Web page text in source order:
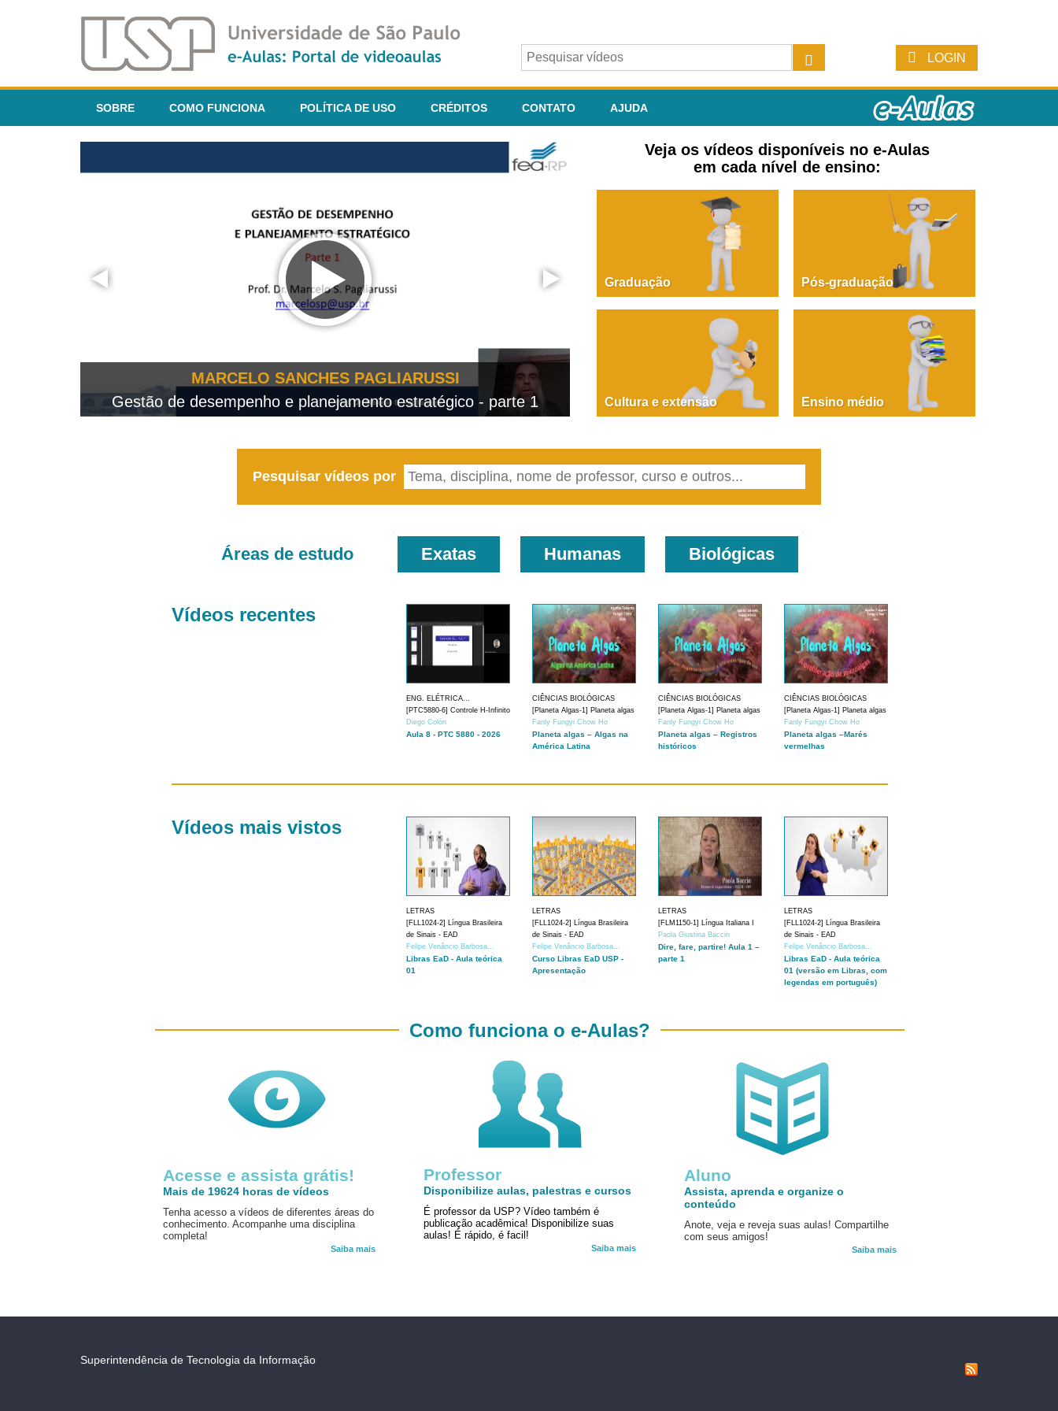
LOGIN
SOBRE COMO FUNCIONA POLÍTICA DE USO CRÉDITOS CONTATO AJUDA
MARCELO SANCHES PAGLIARUSSI
Gestão de desempenho e planejamento estratégico - parte 1
PAOLA GIUSTINA BACCIN
Dire, fare, partire! Aula 1 – parte 1
Veja os vídeos disponíveis no e-Aulas
em cada nível de ensino:
Graduação Pós-graduação
Cultura e extensão Ensino médio
Pesquisar vídeos por
Áreas de estudo Exatas Humanas Biológicas
Vídeos recentes
ENG. ELÉTRICA...
[PTC5880-6] Controle H-Infinito
Diego Colón
Aula 8 - PTC 5880 - 2026
CIÊNCIAS BIOLÓGICAS
[Planeta Algas-1] Planeta algas
Fanly Fungyi Chow Ho
Planeta algas – Algas na
América Latina
CIÊNCIAS BIOLÓGICAS
[Planeta Algas-1] Planeta algas
Fanly Fungyi Chow Ho
Planeta algas – Registros
históricos
CIÊNCIAS BIOLÓGICAS
[Planeta Algas-1] Planeta algas
Fanly Fungyi Chow Ho
Planeta algas –Marés
vermelhas
Vídeos mais vistos
LETRAS
[FLL1024-2] Língua Brasileira
de Sinais - EAD
Felipe Venâncio Barbosa...
Libras EaD - Aula teórica
01
LETRAS
[FLL1024-2] Língua Brasileira
de Sinais - EAD
Felipe Venâncio Barbosa...
Curso Libras EaD USP -
Apresentação
LETRAS
[FLM1150-1] Língua Italiana I
Paola Giustina Baccin
Dire, fare, partire! Aula 1 –
parte 1
LETRAS
[FLL1024-2] Língua Brasileira
de Sinais - EAD
Felipe Venâncio Barbosa...
Libras EaD - Aula teórica
01 (versão em Libras, com
legendas em português)
Acesse e assista grátis!
Mais de 19624 horas de vídeos
Tenha acesso a vídeos de diferentes áreas do
conhecimento. Acompanhe uma disciplina
completa!
Saiba mais
Aluno
Assista, aprenda e organize o
conteúdo
Anote, veja e reveja suas aulas! Compartilhe
com seus amigos!
Saiba mais
Como funciona o e-Aulas?
Professor
Disponibilize aulas, palestras e cursos
É professor da USP? Vídeo também é
publicação acadêmica! Disponibilize suas
aulas! É rápido, é facil!
Saiba mais
Superintendência de Tecnologia da Informação